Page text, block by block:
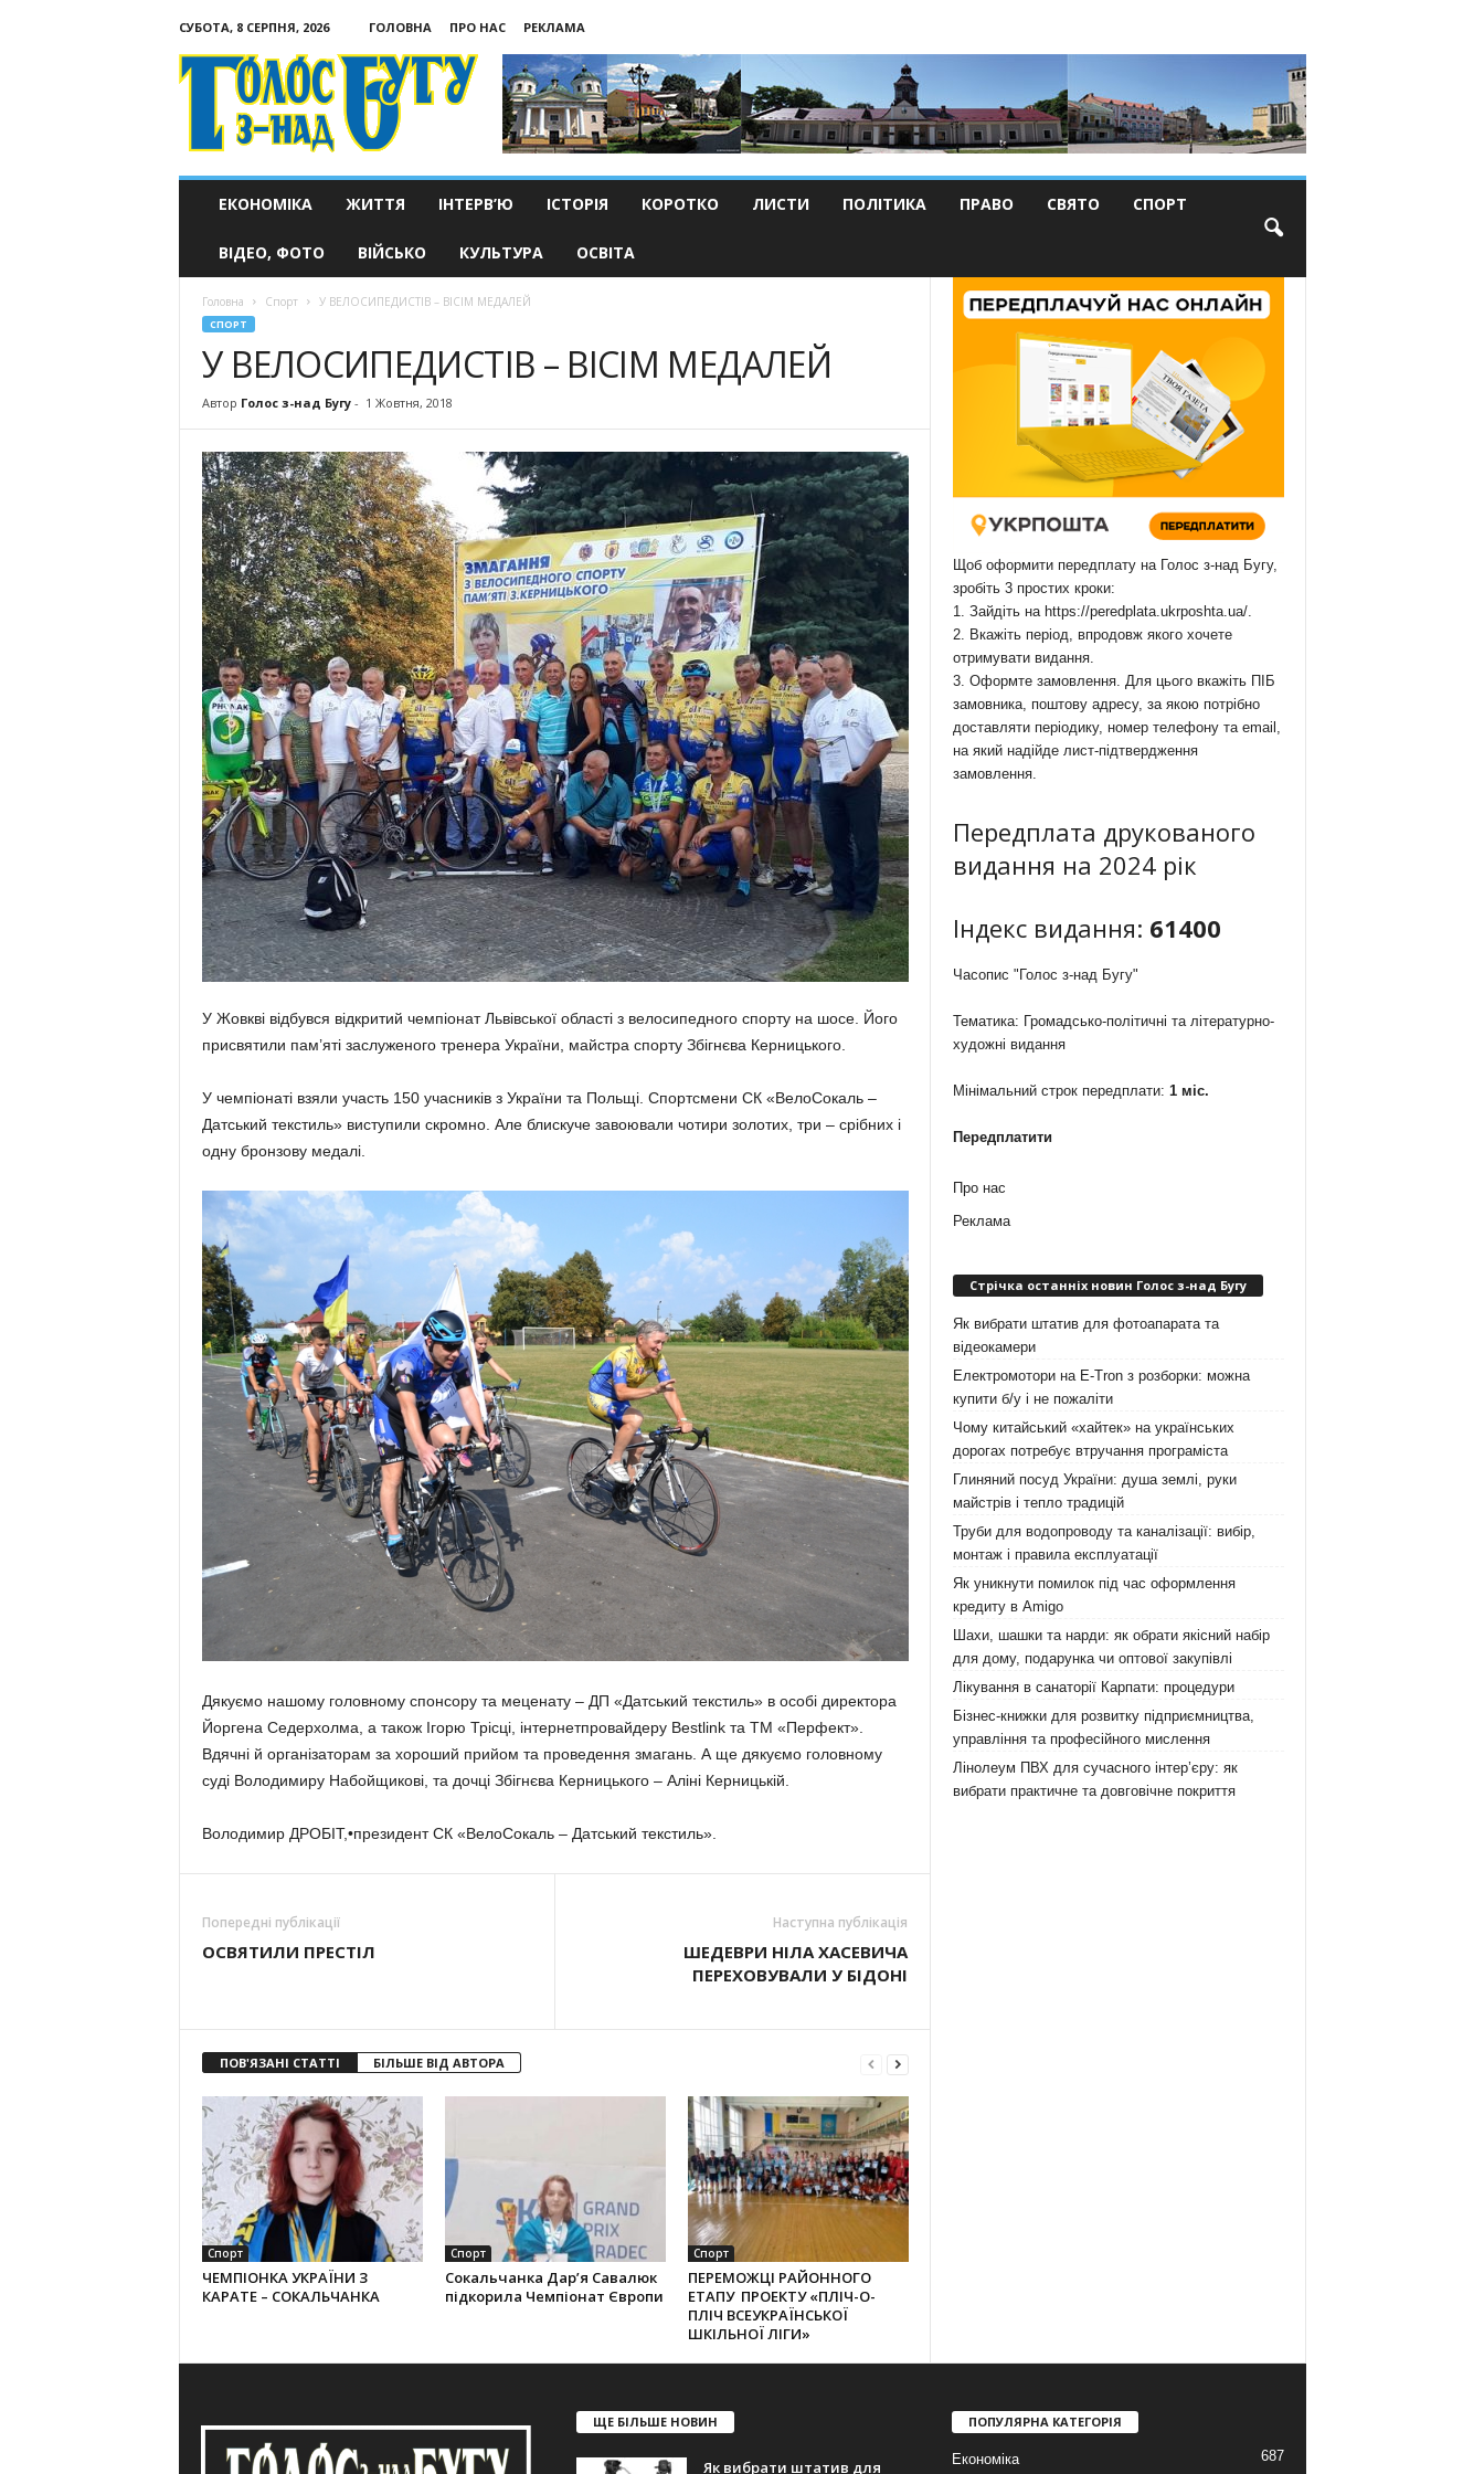
СУБОТА, 8 СЕРПНЯ, 2026 ГОЛОВНА ПРО НАС
РЕКЛАМА
Голос
з-
ЕКОНОМІКА ЖИТТЯ ІНТЕРВ’Ю ІСТОРІЯ КОРОТКО ЛИСТИ ПОЛІТИКА ПРАВО СВЯТО СПОРТ
ВІДЕО, ФОТО ВІЙСЬКО КУЛЬТУРА ОСВІТА
Головна Спорт У ВЕЛОСИПЕДИСТІВ – ВІСІМ МЕДАЛЕЙ
СПОРТ
У ВЕЛОСИПЕДИСТІВ – ВІСІМ МЕДАЛЕЙ
Автор Голос з-над Бугу- 1 Жовтня, 2018
У Жовкві відбувся відкритий чемпіонат Львівської облаcті з велосипедного спорту на шосе. Його
присвятили пам’яті заслуженого тренера України, майстра спорту Збігнєва Керницького.
У чемпіонаті взяли участь 150 учасників з України та Польщі. Спортсмени СК «ВелоСокаль –
Датський текстиль» виступили скромно. Але блискуче завоювали чотири золотих, три – срібних і
одну бронзову медалі.
Дякуємо нашому головному спонсору та меценату – ДП «Датський текстиль» в особі директора
Йоргена Седерхолма, а також Ігорю Трісці, інтернетпровайдеру Bestlink та ТМ «Перфект».
Вдячні й організаторам за хороший прийом та проведення змагань. А ще дякуємо головному
суді Володимиру Набойщикові, та дочці Збігнєва Керницького – Аліні Керницькій.
Володимир ДРОБІТ,•президент СК «ВелоСокаль – Датський текстиль».
Попередні публікації
ОСВЯТИЛИ ПРЕСТІЛ
Наступна публікація
ШЕДЕВРИ НІЛА ХАСЕВИЧА
ПЕРЕХОВУВАЛИ У БІДОНІ
ПОВ'ЯЗАНІ СТАТТІ БІЛЬШЕ ВІД АВТОРА
Спорт
ЧЕМПІОНКА УКРАЇНИ З
КАРАТЕ – СОКАЛЬЧАНКА
Спорт
Сокальчанка Дар’я Савалюк
підкорила Чемпіонат Європи
Спорт
ПЕРЕМОЖЦІ РАЙОННОГО
ЕТАПУ ПРОЕКТУ «ПЛІЧ-О-
ПЛІЧ ВСЕУКРАЇНСЬКОЇ
ШКІЛЬНОЇ ЛІГИ»
Щоб оформити передплату на Голос з-над Бугу,
зробіть 3 простих кроки:
1. Зайдіть на https://peredplata.ukrposhta.ua/.
2. Вкажіть період, впродовж якого хочете
отримувати видання.
3. Оформте замовлення. Для цього вкажіть ПІБ
замовника, поштову адресу, за якою потрібно
доставляти періодику, номер телефону та email,
на який надійде лист-підтвердження
замовлення.
Передплата друкованого
видання на 2024 рік
Індекс видання: 61400
Часопис "Голос з-над Бугу"
Тематика: Громадсько-політичні та літературно-
художні видання
Мінімальний строк передплати: 1 міс.
Передплатити
Про нас
Реклама
Стрічка останніх новин Голос з-над Бугу
Як вибрати штатив для фотоапарата та
відеокамери
Електромотори на E-Tron з розборки: можна
купити б/у і не пожаліти
Чому китайський «хайтек» на українських
дорогах потребує втручання програміста
Глиняний посуд України: душа землі, руки
майстрів і тепло традицій
Труби для водопроводу та каналізації: вибір,
монтаж і правила експлуатації
Як уникнути помилок під час оформлення
кредиту в Amigo
Шахи, шашки та нарди: як обрати якісний набір
для дому, подарунка чи оптової закупівлі
Лікування в санаторії Карпати: процедури
Бізнес-книжки для розвитку підприємництва,
управління та професійного мислення
Лінолеум ПВХ для сучасного інтер’єру: як
вибрати практичне та довговічне покриття
ЩЕ БІЛЬШЕ НОВИН
Як вибрати штатив для
ПОПУЛЯРНА КАТЕГОРІЯ
Економіка 687